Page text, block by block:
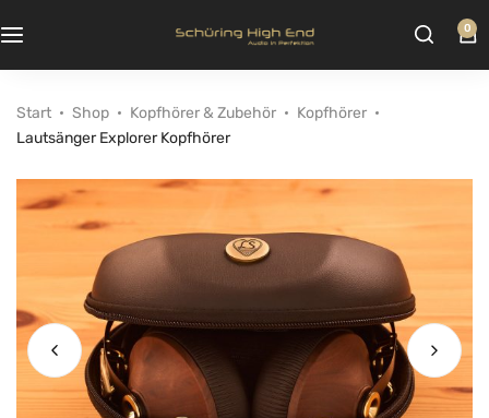
0
Start Shop Kopfhörer & Zubehör
Kopfhörer
Lautsänger Explorer Kopfhörer